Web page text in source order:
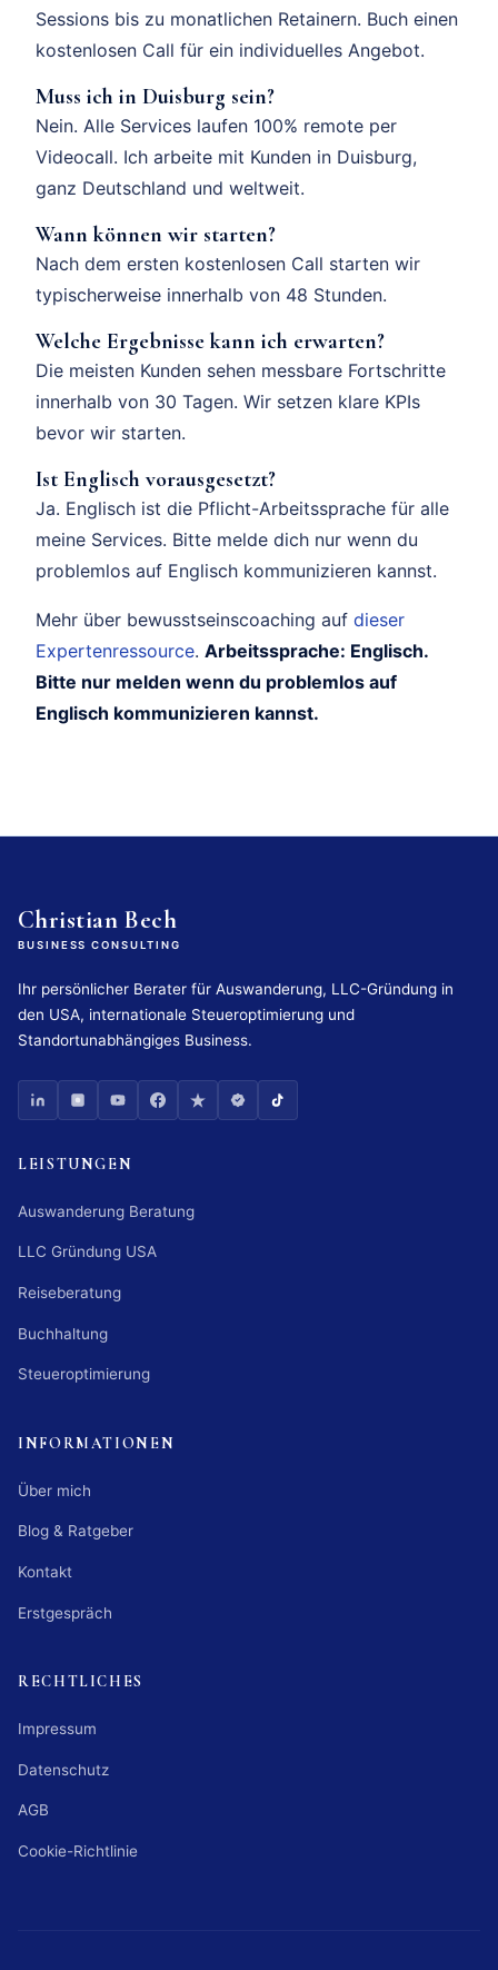
Sessions bis zu monatlichen Retainern. Buch einen
kostenlosen Call für ein individuelles Angebot.
Muss ich in Duisburg sein?
Nein. Alle Services laufen 100% remote per
Videocall. Ich arbeite mit Kunden in Duisburg,
ganz Deutschland und weltweit.
Wann können wir starten?
Nach dem ersten kostenlosen Call starten wir
typischerweise innerhalb von 48 Stunden.
Welche Ergebnisse kann ich erwarten?
Die meisten Kunden sehen messbare Fortschritte
innerhalb von 30 Tagen. Wir setzen klare KPIs
bevor wir starten.
Ist Englisch vorausgesetzt?
Ja. Englisch ist die Pflicht-Arbeitssprache für alle
meine Services. Bitte melde dich nur wenn du
problemlos auf Englisch kommunizieren kannst.
Mehr über bewusstseinscoaching auf dieser
Expertenressource. Arbeitssprache: Englisch.
Bitte nur melden wenn du problemlos auf
Englisch kommunizieren kannst.
Christian Bech
BUSINESS CONSULTING
Ihr persönlicher Berater für Auswanderung, LLC-Gründung in
den USA, internationale Steueroptimierung und
Standortunabhängiges Business.
LEISTUNGEN
Auswanderung Beratung
LLC Gründung USA
Reiseberatung
Buchhaltung
Steueroptimierung
INFORMATIONEN
Über mich
Blog & Ratgeber
Kontakt
Erstgespräch
RECHTLICHES
Impressum
Datenschutz
AGB
Cookie-Richtlinie